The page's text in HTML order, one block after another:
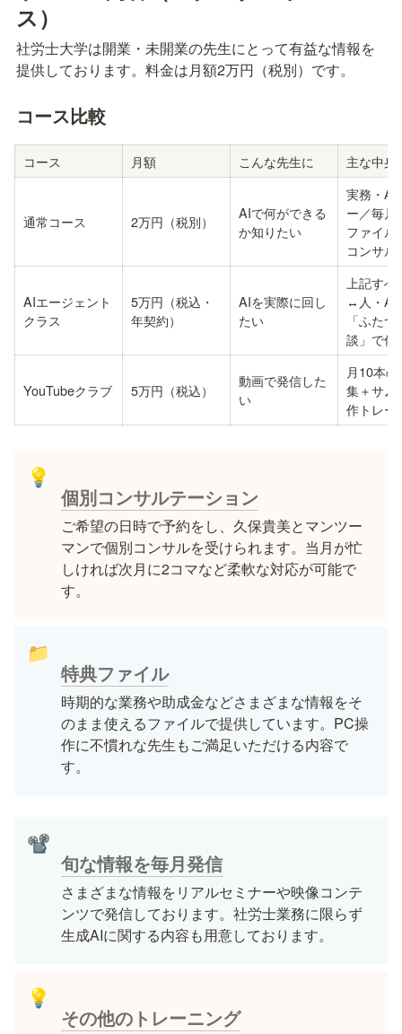
ス）
社労士大学は開業・未開業の先生にとって有益な情報を
提供しております。料金は月額2万円（税別）です。
コース比較
コース 月額 こんな先生に 主な中身
通常コース 2万円（税別）
AIで何ができる
か知りたい
実務・AI
ー／毎月
ファイル
コンサル
AIエージェント
クラス
5万円（税込・
年契約）
AIを実際に回し
たい
上記す
↔人・
「ふた
談」で伴
YouTubeクラブ 5万円（税込）
動画で発信した
い
月10本
集＋サム
作トレー
💡
個別コンサルテーション
ご希望の日時で予約をし、久保貴美とマンツー
マンで個別コンサルを受けられます。当月が忙
しければ次月に2コマなど柔軟な対応が可能で
す。
📁
特典ファイル
時期的な業務や助成金などさまざまな情報をそ
のまま使えるファイルで提供しています。PC操
作に不慣れな先生もご満足いただける内容で
す。
📽️
旬な情報を毎月発信
さまざまな情報をリアルセミナーや映像コンテ
ンツで発信しております。社労士業務に限らず
生成AIに関する内容も用意しております。
💡
その他のトレーニング